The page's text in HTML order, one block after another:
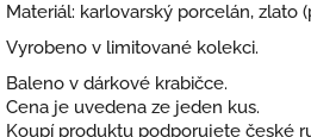
Materiál: karlovarský porcelán, zlato
Vyrobeno v limitované kolekci.
Baleno v dárkové krabičce.
Cena je uvedena ze jeden kus.
Koupí produktu podporujete české